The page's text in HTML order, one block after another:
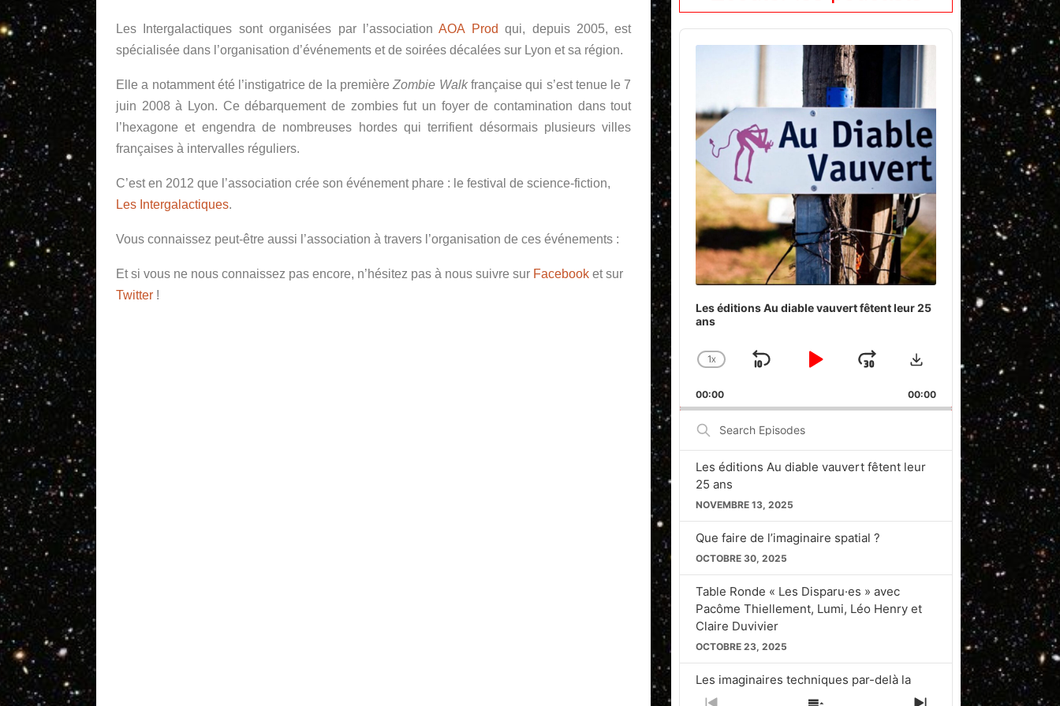
Les Intergalactiques sont organisées par l’associationAOA Prod qui, depuis 2005, est
spécialisée dans l’organisation d’événements et de soirées décalées sur Lyon et sa région.
Elle a notamment été l’instigatrice de la premièreZombie Walkfrançaise qui s’est tenue le 7
juin 2008 à Lyon. Ce débarquement de zombies fut un foyer de contamination dans tout
l’hexagone et engendra de nombreuses hordes qui terrifient désormais plusieurs villes
françaises à intervalles réguliers.
C’est en 2012 que l’association crée son événement phare : le festival de science-fiction,
Les Intergalactiques.
Vous connaissez peut-être aussi l’association à travers l’organisation de ces événements :
Et si vous ne nous connaissez pas encore, n’hésitez pas à nous suivre sur Facebook et sur
Twitter !
Audio
Les éditions Au diable vauvert fêtent leur 25
ans
CHANGE
RATE
1X
SKIP
PLAYJUMP
FORWARD
Download
00:00 00:00
Search
Episodes
Les éditions Au diable vauvert fêtent leur
25 ans
NOVEMBRE 13, 2025
Que faire de l’imaginaire spatial ?
OCTOBRE 30, 2025
Table Ronde « Les Disparu·es » avec
Pacôme Thiellement, Lumi, Léo Henry et
Claire Duvivier
OCTOBRE 23, 2025
Les imaginaires techniques par-delà la
Silicon Valley